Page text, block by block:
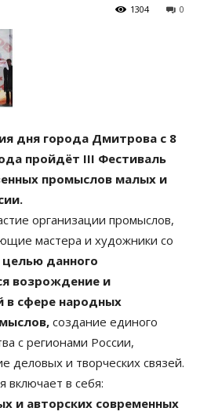
0
1304
дня города Дмитрова с 8
пройдёт III Фестиваль
промыслов малых и
организации промыслов,
мастера и художники со
данного
возрождение и
в сфере народных
создание единого
с регионами России,
деловых и творческих связей.
включает в себя:
и авторских современных